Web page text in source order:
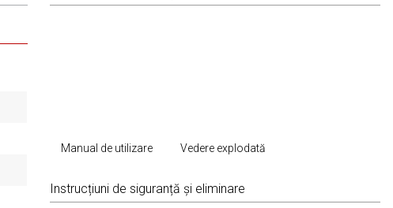
Manual de utilizare Vedere explodată
Instrucțiuni de siguranță și eliminare